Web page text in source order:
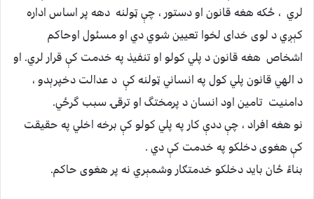
لري ، ځکه هغه قانون او دستور ، چې ټولنه دهه پر اساس اداره
کېږي د لوى خداى لخوا تعيين شوي دي او مسئول اوحاکم
اشخاص هغه قانون د پلي کولو او تنفيذ په خدمت کې قرار لري. او
د الهي قانون پلي کول په انساني ټولنه کې د عدالت دخپرېدو ،
دامنيت تامين اود انسان د پرمختگ او ترقۍ سبب گرځي.
نو هغه افراد ، چې ددې کار په پلي کولو کې برخه اخلي په حقيقت
کې هغوى دخلکو په خدمت کې دي .
بناءً ځان بايد دخلکو خدمتګار وشمېري نه پر هغوى حاکم.